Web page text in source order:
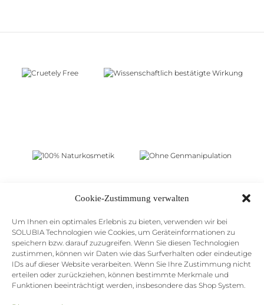
Cookie-Zustimmung verwalten
Um Ihnen ein optimales Erlebnis zu bieten, verwenden wir bei
SOLUBIA Technologien wie Cookies, um Geräteinformationen zu
speichern bzw. darauf zuzugreifen. Wenn Sie diesen Technologien
zustimmen, können wir Daten wie das Surfverhalten oder eindeutige
IDs auf dieser Website verarbeiten. Wenn Sie Ihre Zustimmung nicht
erteilen oder zurückziehen, können bestimmte Merkmale und
Funktionen beeinträchtigt werden, insbesondere das Shop System.
© MEDI CINE GMBH, 2020
KONTAKT
IMPRESSUM
DATENSCHUTZ
NEWSLETTER